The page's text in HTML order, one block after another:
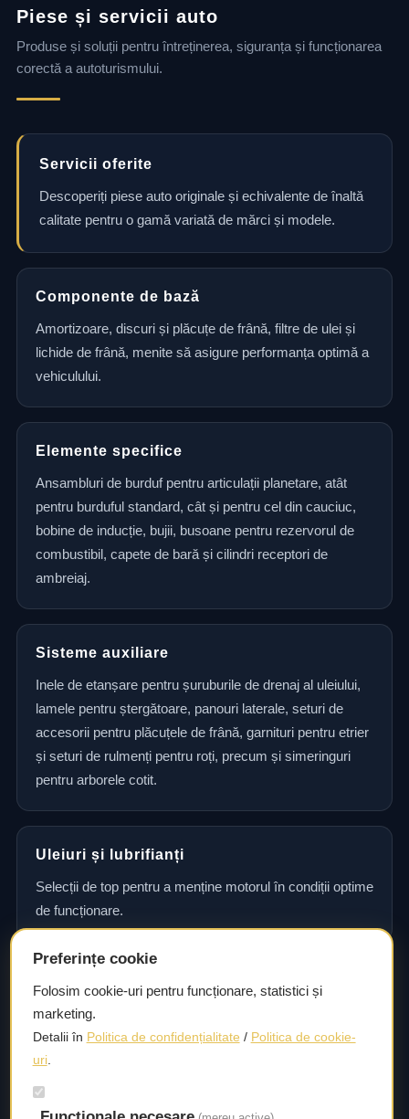
Piese și servicii auto
Produse și soluții pentru întreținerea, siguranța și funcționarea
corectă a autoturismului.
Servicii oferite
Descoperiți piese auto originale și echivalente de înaltă
calitate pentru o gamă variată de mărci și modele.
Componente de bază
Amortizoare, discuri și plăcuțe de frână, filtre de ulei și
lichide de frână, menite să asigure performanța optimă a
vehiculului.
Elemente specifice
Ansambluri de burduf pentru articulații planetare, atât
pentru burduful standard, cât și pentru cel din cauciuc,
bobine de inducție, bujii, busoane pentru rezervorul de
combustibil, capete de bară și cilindri receptori de
ambreiaj.
Sisteme auxiliare
Inele de etanșare pentru șuruburile de drenaj al uleiului,
lamele pentru ștergătoare, panouri laterale, seturi de
accesorii pentru plăcuțele de frână, garnituri pentru etrier
și seturi de rulmenți pentru roți, precum și simeringuri
pentru arborele cotit.
Uleiuri și lubrifianți
Selecții de top pentru a menține motorul în condiții optime
de funcționare.
Consultanță și asistență tehnică
Consultanță și asistență tehnică pentru alegerea pieselor
potrivite și efectuarea reparațiilor sau întreținerii corecte.
Livrare rapidă
Preferințe cookie
Folosim cookie-uri pentru funcționare, statistici și
marketing.
Detalii în Politica de confidențialitate / Politica de cookie-
uri.